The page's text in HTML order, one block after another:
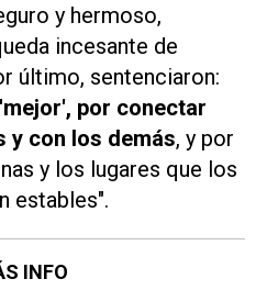
y hermoso,
incesante de
último, sentenciaron:
por conectar
y con los demás, y por
y los lugares que los
estables".
INFO